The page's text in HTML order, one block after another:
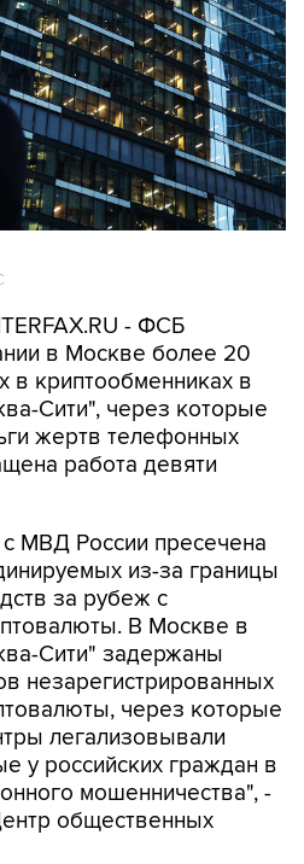
- ФСБ
в Москве более 20
в криптообменниках в
Сити", через которые
жертв телефонных
работа девяти
МВД России пресечена
из-за границы
за рубеж с
В Москве в
Сити" задержаны
незарегистрированных
через которые
легализовывали
у российских граждан в
мошенничества", -
общественных